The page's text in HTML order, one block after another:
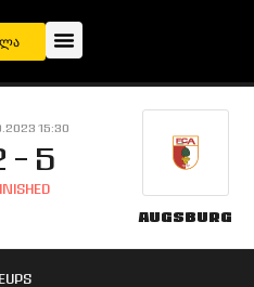
15:30
- 5
Augsburg